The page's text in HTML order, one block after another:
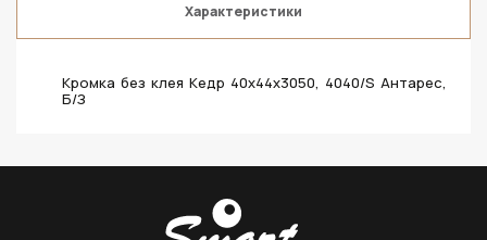
Характеристики
Кромка без клея Кедр 40х44х3050, 4040/S Антарес,
Б/З